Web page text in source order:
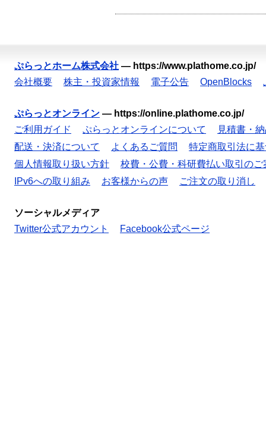
ぷらっとホーム株式会社 — https://www.plathome.co.jp/
会社概要
株主・投資家情報 電子公告 OpenBlocks
ぷらっとオンライン — https://online.plathome.co.jp/
ご利用ガイド
ぷらっとオンラインについて
見積書・
配送・決済について
よくあるご質問
特定商取引法に
個人情報取り扱い方針
校費・公費・科研費払い取引のご
IPv6への取り組み
お客様からの声 ご注文の取り消し
ソーシャルメディア
Twitter公式アカウント
Facebook公式ページ